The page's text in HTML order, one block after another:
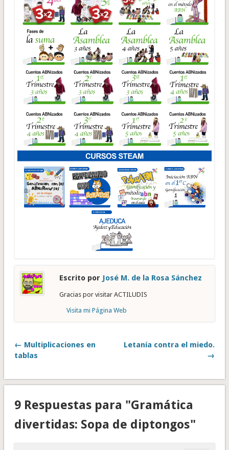
Escrito por José M. de la Rosa Sánchez
Gracias por visitar ACTILUDIS
Visita mi Página Web
← Multiplicaciones en
tablas
Letanía contra el miedo.
→
9 Respuestas para "Gramática
divertidas: Sopa de diptongos"